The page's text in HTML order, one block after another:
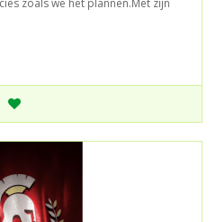
zoals we het plannen.Met zijn